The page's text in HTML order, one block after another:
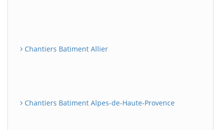
Chantiers Batiment Allier
Chantiers Batiment Alpes-de-Haute-Provence